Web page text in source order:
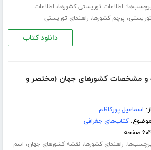
اطلاعات توریستی کشورها، اطلاعات
توریستی، پرچم کشورها،راهنمای توریستی
دانلود کتاب
و مشخصات کشورهای جهان (مختصر و
از: اسماعیل پورکاظم
موضوع:کتاب‌های جغرافی
صفحه
راهنمای کشورها،نقشه کشورهای جهان، اسم